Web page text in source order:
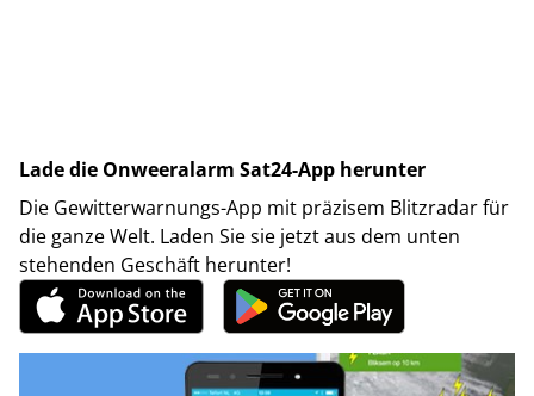
Lade die Onweeralarm Sat24-App herunter
Die Gewitterwarnungs-App mit präzisem Blitzradar für
die ganze Welt. Laden Sie sie jetzt aus dem unten
stehenden Geschäft herunter!